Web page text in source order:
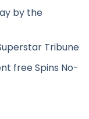
by the
Tribune
free Spins No-